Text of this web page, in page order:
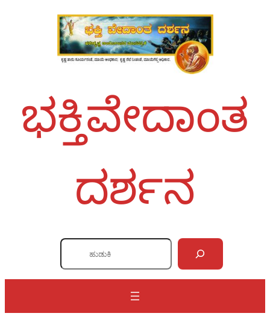
ಭಕ್ತಿವೇದಾಂತ
ದರ್ಶನ
a
c